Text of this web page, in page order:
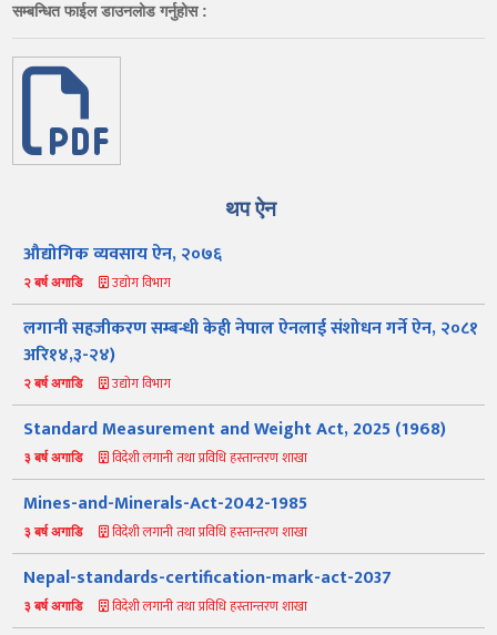
सम्बन्धित फाईल डाउनलोड गर्नुहोस :
थप ऐन
औद्योगिक व्यवसाय ऐन, २०७६
२ बर्ष अगाडि उद्योग विभाग
लगानी सहजीकरण सम्बन्धी केही नेपाल ऐनलाई संशोधन गर्ने ऐन, २०८१
अरि१४,३-२४)
२ बर्ष अगाडि उद्योग विभाग
Standard Measurement and Weight Act, 2025 (1968)
३ बर्ष अगाडि विदेशी लगानी तथा प्रविधि हस्तान्तरण शाखा
Mines-and-Minerals-Act-2042-1985
३ बर्ष अगाडि विदेशी लगानी तथा प्रविधि हस्तान्तरण शाखा
Nepal-standards-certification-mark-act-2037
३ बर्ष अगाडि विदेशी लगानी तथा प्रविधि हस्तान्तरण शाखा